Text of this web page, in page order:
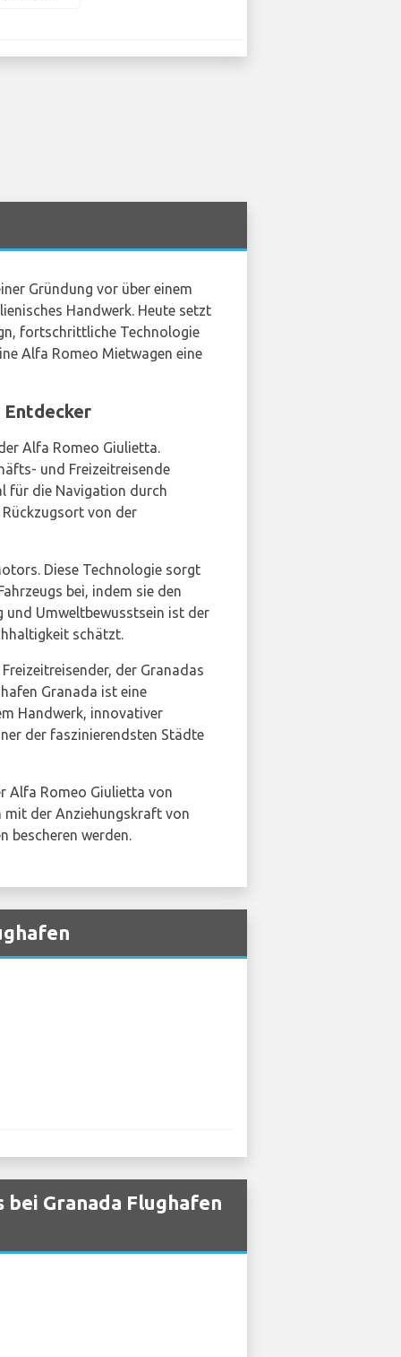
Gründung vor über einem
Handwerk. Heute setzt
fortschrittliche Technologie
Alfa Romeo Mietwagen eine
Entdecker
Alfa Romeo Giulietta.
und Freizeitreisende
für die Navigation durch
von der
Diese Technologie sorgt
bei, indem sie den
und Umweltbewusstsein ist der
schätzt.
der Granadas
Granada ist eine
Handwerk, innovativer
der faszinierendsten Städte
Alfa Romeo Giulietta von
mit der Anziehungskraft von
bescheren werden.
Granada Flughafen